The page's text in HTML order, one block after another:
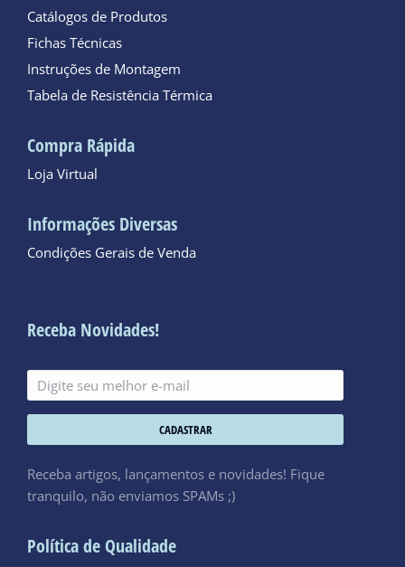
Catálogos de Produtos
Fichas Técnicas
Instruções de Montagem
Tabela de Resistência Térmica
Compra Rápida
Loja Virtual
Informações Diversas
Condições Gerais de Venda
Receba Novidades!
CADASTRAR
Receba artigos, lançamentos e novidades! Fique
tranquilo, não enviamos SPAMs ;)
Política de Qualidade